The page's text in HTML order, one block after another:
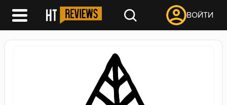
ВОЙТИ